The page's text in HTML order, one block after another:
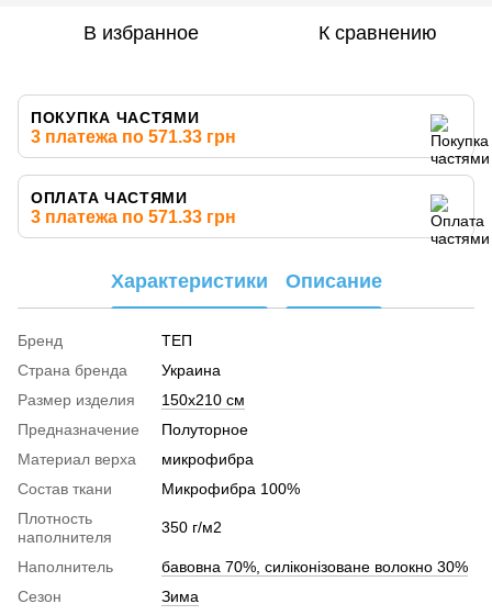
В избранное К сравнению
ПОКУПКА ЧАСТЯМИ
3 платежа по 571.33 грн
ОПЛАТА ЧАСТЯМИ
3 платежа по 571.33 грн
Характеристики Описание
Бренд
ТЕП
Страна бренда
Украина
Размер изделия
150x210 см
Предназначение
Полуторное
Материал верха
микрофибра
Cостав ткани
Микрофибра 100%
Плотность
наполнителя
350 г/м2
Наполнитель
бавовна 70%, силіконізоване волокно 30%
Сезон
Зима